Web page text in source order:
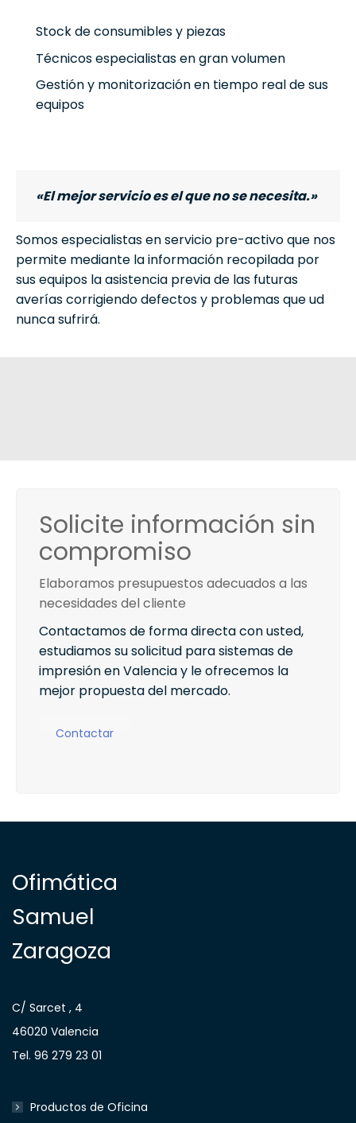
Stock de consumibles y piezas
Técnicos especialistas en gran volumen
Gestión y monitorización en tiempo real de sus
equipos
«El mejor servicio es el que no se necesita.»
Somos especialistas en servicio pre-activo que nos
permite mediante la información recopilada por
sus equipos la asistencia previa de las futuras
averías corrigiendo defectos y problemas que ud
nunca sufrirá.
Solicite información sin
compromiso
Elaboramos presupuestos adecuados a las
necesidades del cliente
Contactamos de forma directa con usted,
estudiamos su solicitud para sistemas de
impresión en Valencia y le ofrecemos la
mejor propuesta del mercado.
Contactar
Ofimática
Samuel
Zaragoza
C/ Sarcet , 4
46020 Valencia
Tel. 96 279 23 01
Productos de Oficina